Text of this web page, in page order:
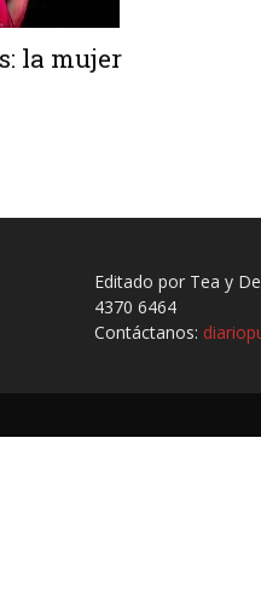
la mujer
Editado por Tea y
4370 6464
Contáctanos: